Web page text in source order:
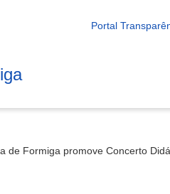
Portal
de Formiga promove Concerto